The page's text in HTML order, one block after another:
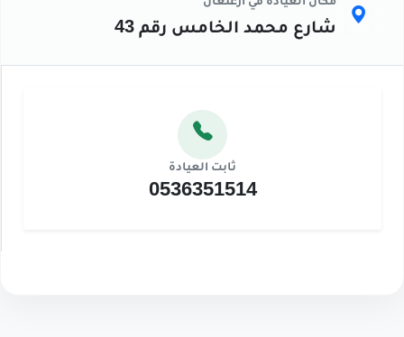
مكان العيادة في أزغنغان
شارع محمد الخامس رقم 43
ثابت العيادة
0536351514